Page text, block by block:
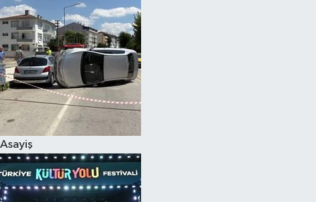
Asayiş
Televizyon
Yaşam-Çevre